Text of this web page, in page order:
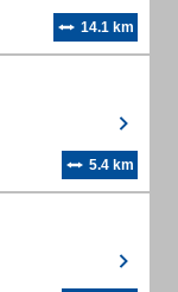
14.1 km
5.4 km